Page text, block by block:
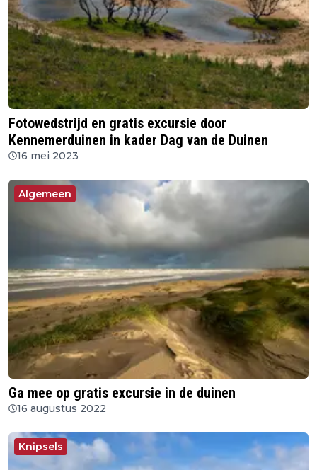
Fotowedstrijd en gratis excursie door
Kennemerduinen in kader Dag van de Duinen
16 mei 2023
Algemeen
Ga mee op gratis excursie in de duinen
16 augustus 2022
Knipsels